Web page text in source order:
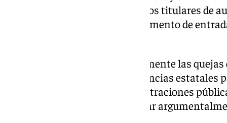
prestar el servicio por parte de los titulares de
nacional ya existentes en el momento de
La sentencia inadmite liminarmente las
igualdad e invasión de competencias estatales
régimen jurídico de las Administraciones
satisfecho la carga de desarrollar